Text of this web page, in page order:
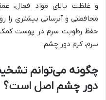
و غلظت بالای مواد فعال،
محافظتی و آبرسانی بیشتری
حفظ رطوبت سرم در پوست کمک
سرم، کرم دور چشم.
چگونه می‌توانم
دور چشم اصل است؟